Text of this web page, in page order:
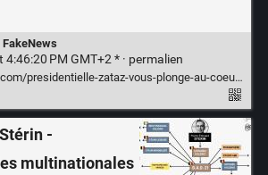
FakeNews
PM GMT+2 * · permalien
zataz-vous-plonge-au-coeur-dune-operation-numerique-qui-pourrait-vous-pieger/
-
multinationales